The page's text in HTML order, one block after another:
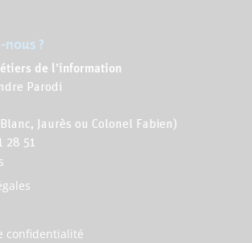
nous ?
de l’information
Parodi
Jaurès ou Colonel Fabien)
28 51
confidentialité